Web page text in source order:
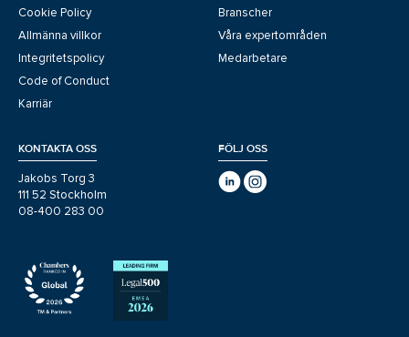
Cookie Policy
Allmänna villkor
Integritetspolicy
Code of Conduct
Karriär
Branscher
Våra expertområden
Medarbetare
KONTAKTA OSS
Jakobs Torg 3
111 52 Stockholm
08-400 283 00
FÖLJ OSS